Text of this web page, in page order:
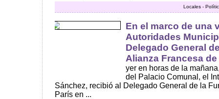
Locales -
En el marco de una
Autoridades
Delegado General
Alianza Francesa
yer en horas de la
del Palacio Comunal, el
Sánchez, recibió al Delegado General de la
París en ...